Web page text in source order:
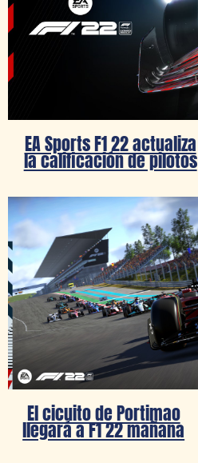
EA Sports F1 22 actualiza
la calificación de pilotos
El cicuito de Portimao
llegará a F1 22 mañana